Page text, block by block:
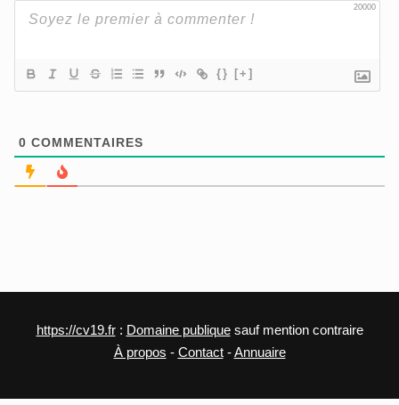
20000
{} [+]
0 COMMENTAIRES
https://cv19.fr: Domaine publiquesauf mention contraire
À propos - Contact-Annuaire